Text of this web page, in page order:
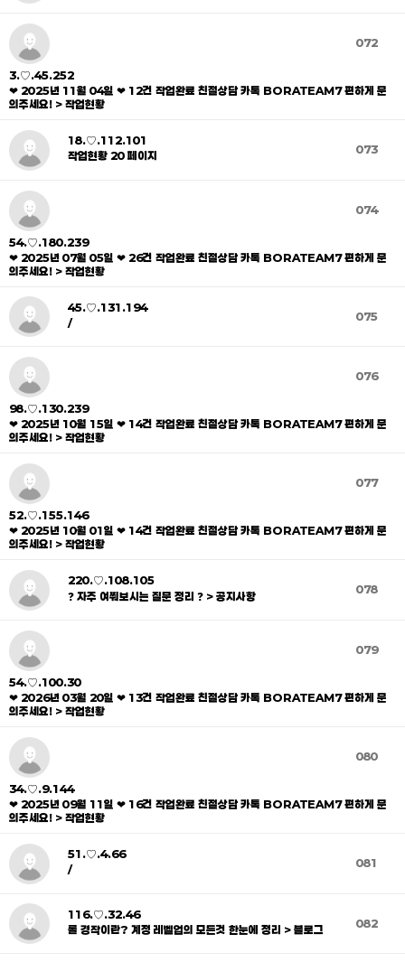
072
3.♡.45.252
❤ 2025년 11월 04일 ❤ 12건 작업완료 친절상담 카톡 BORATEAM7 편하게 문
의주세요! > 작업현황
073
18.♡.112.101
작업현황 20 페이지
074
54.♡.180.239
❤ 2025년 07월 05일 ❤ 26건 작업완료 친절상담 카톡 BORATEAM7 편하게 문
의주세요! > 작업현황
075
45.♡.131.194
/
076
98.♡.130.239
❤ 2025년 10월 15일 ❤ 14건 작업완료 친절상담 카톡 BORATEAM7 편하게 문
의주세요! > 작업현황
077
52.♡.155.146
❤ 2025년 10월 01일 ❤ 14건 작업완료 친절상담 카톡 BORATEAM7 편하게 문
의주세요! > 작업현황
078
220.♡.108.105
❓ 자주 여쭤보시는 질문 정리 ❓ > 공지사항
079
54.♡.100.30
❤ 2026년 03월 20일 ❤ 13건 작업완료 친절상담 카톡 BORATEAM7 편하게 문
의주세요! > 작업현황
080
34.♡.9.144
❤ 2025년 09월 11일 ❤ 16건 작업완료 친절상담 카톡 BORATEAM7 편하게 문
의주세요! > 작업현황
081
51.♡.4.66
/
082
116.♡.32.46
롤 경작이란? 계정 레벨업의 모든것 한눈에 정리 > 블로그